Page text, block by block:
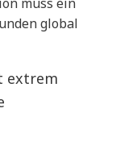
global
extrem